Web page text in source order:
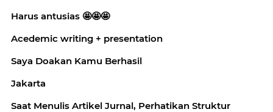
Harus antusias 🤩🤩🤩
Acedemic writing + presentation
Saya Doakan Kamu Berhasil
Jakarta
Saat Menulis Artikel Jurnal, Perhatikan Struktur